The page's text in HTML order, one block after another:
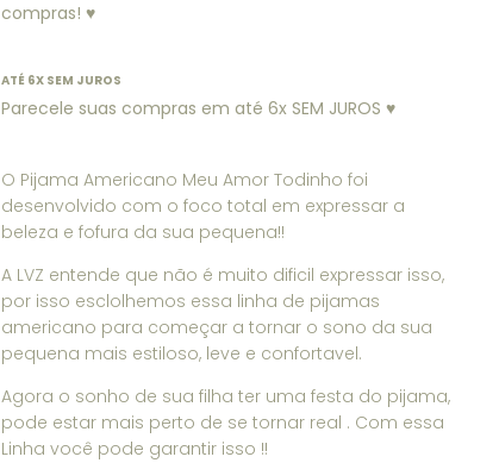
compras! ♥
ATÉ 6X SEM JUROS
Parecele suas compras em até 6x SEM JUROS ♥
O Pijama Americano Meu Amor Todinho foi
desenvolvido com o foco total em expressar a
beleza e fofura da sua pequena!!
A LVZ entende que não é muito dificil expressar isso,
por isso esclolhemos essa linha de pijamas
americano para começar a tornar o sono da sua
pequena mais estiloso, leve e confortavel.
Agora o sonho de sua filha ter uma festa do pijama,
pode estar mais perto de se tornar real . Com essa
Linha você pode garantir isso !!